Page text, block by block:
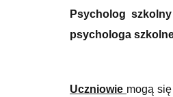
Psycholog
psychologa
Uczniowie mogą